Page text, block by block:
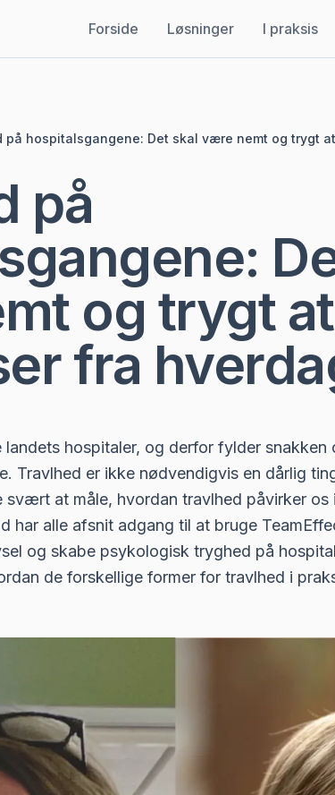
Forside Løsninger I praksis
på hospitalsgangene: Det skal være nemt og trygt
på
og trygt
fra
landets hospitaler, og derfor fylder
Travlhed er ikke nødvendigvis en dårlig
at måle, hvordan travlhed påvirker os
har alle afsnit adgang til at bruge
og skabe psykologisk tryghed på
de forskellige former for travlhed i